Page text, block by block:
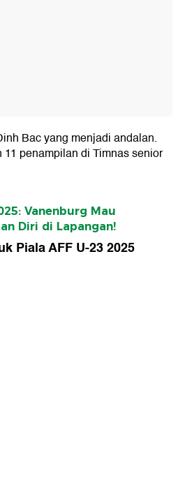
Bac yang menjadi andalan.
penampilan di Timnas senior
Vanenburg Mau
Diri di Lapangan!
Piala AFF U-23 2025